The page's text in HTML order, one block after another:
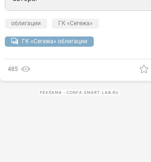
облигации ГК «Сегежа»
ГК «Сегежа» облигации
485
РЕКЛАМА • CONFA.SMART-LAB.RU